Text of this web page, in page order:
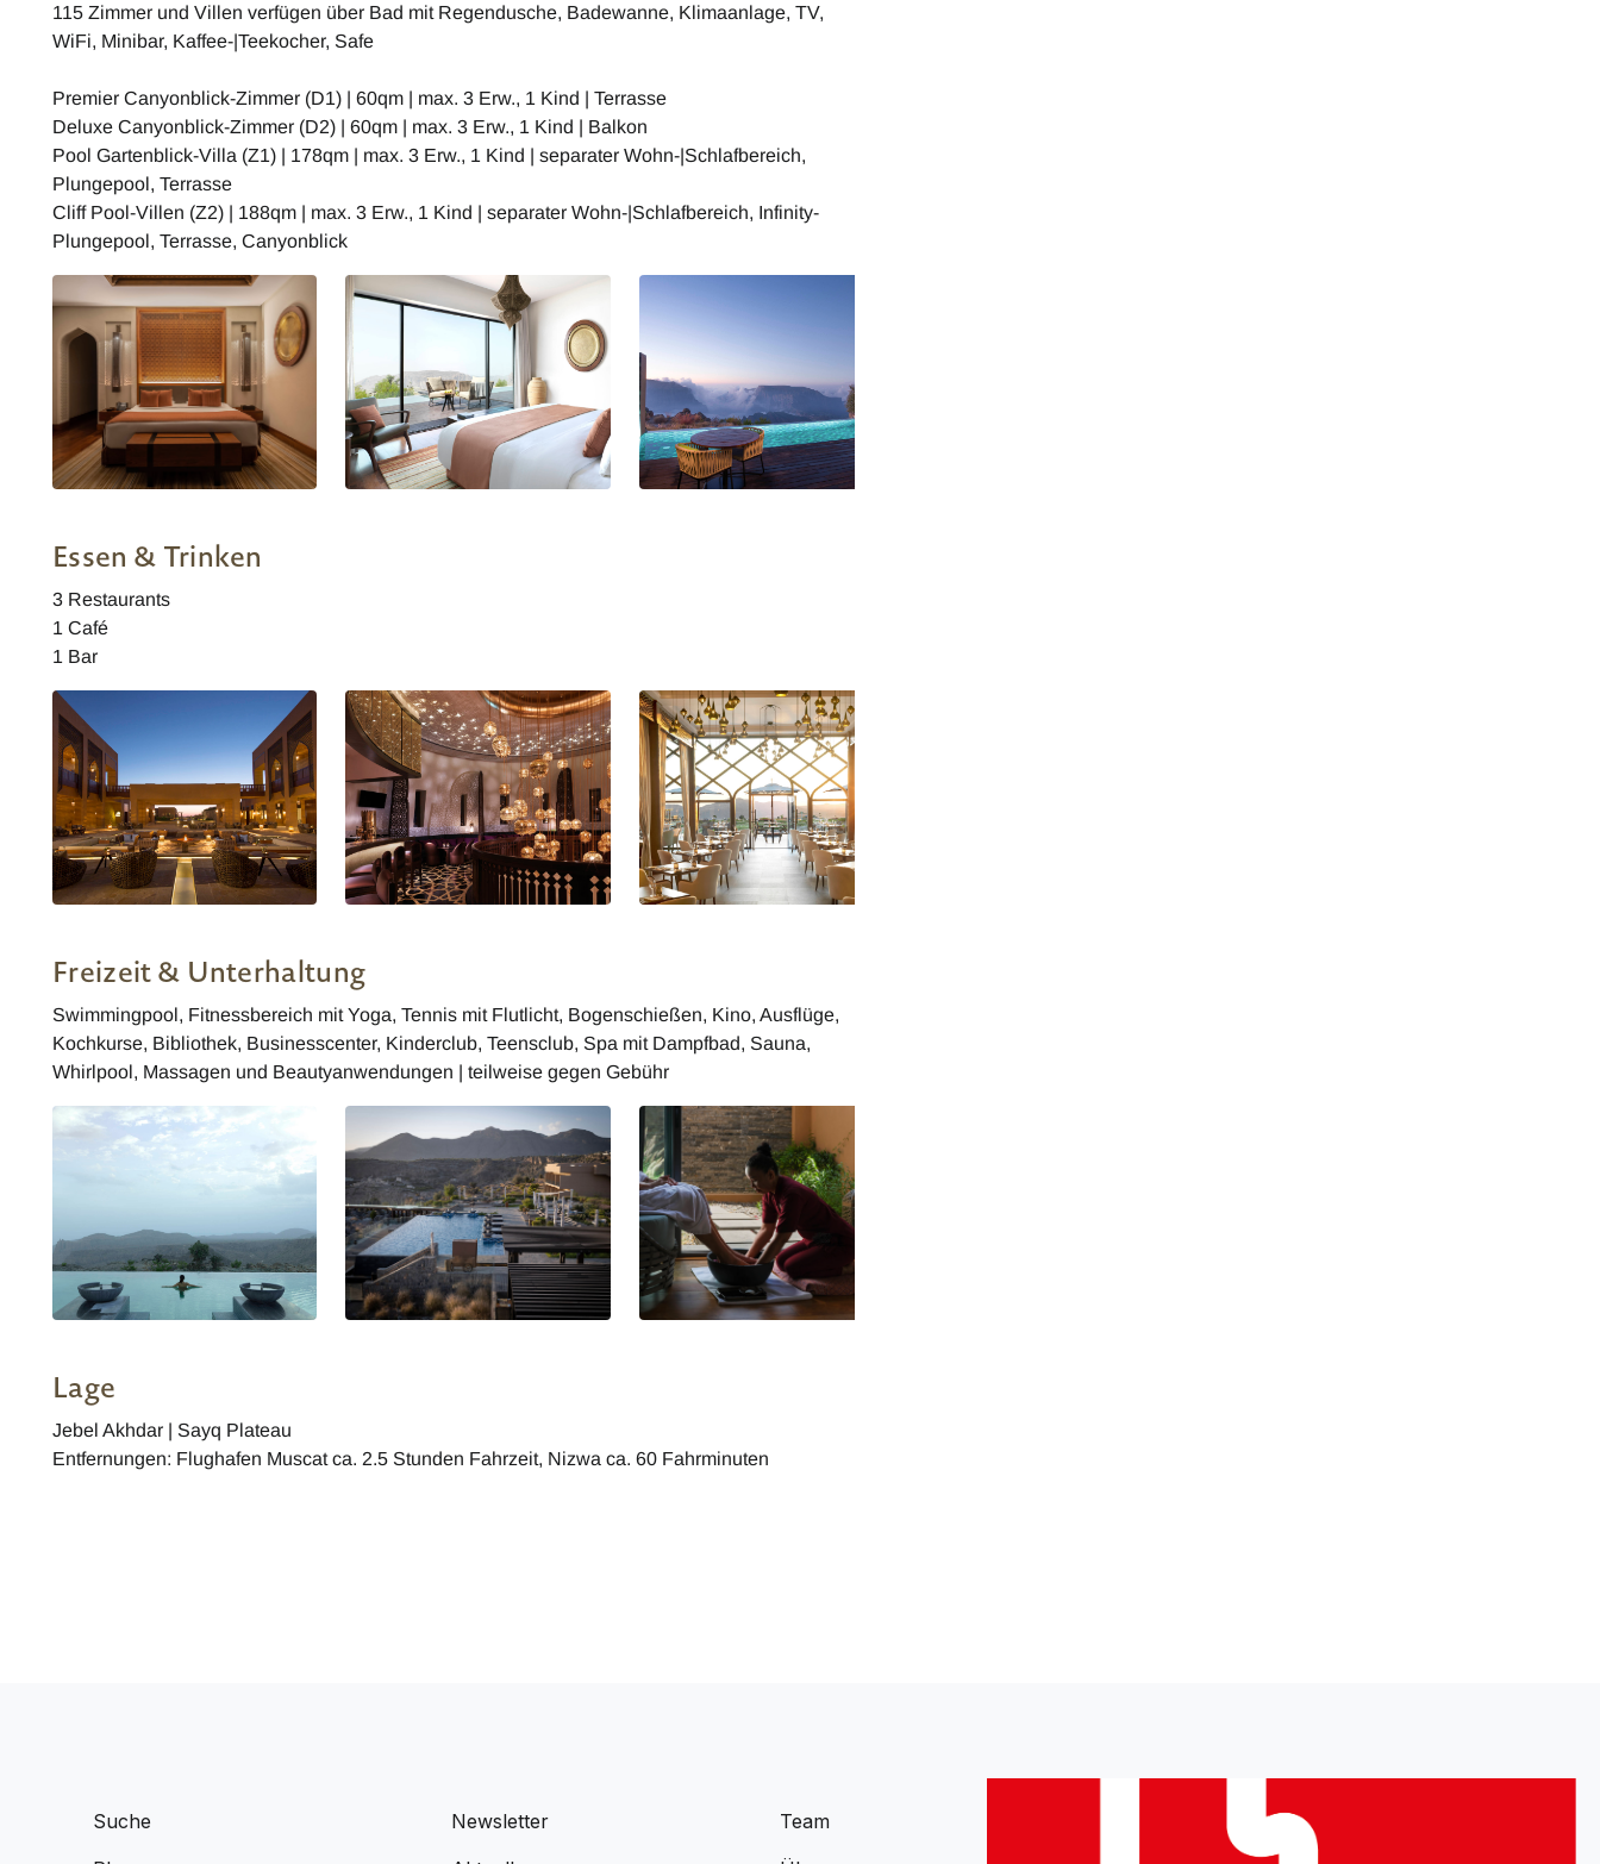
115 Zimmer und Villen verfügen über Bad mit Regendusche, Badewanne, Klimaanlage, TV,
WiFi, Minibar, Kaffee-|Teekocher, Safe
Premier Canyonblick-Zimmer (D1) | 60qm | max. 3 Erw., 1 Kind | Terrasse
Deluxe Canyonblick-Zimmer (D2) | 60qm | max. 3 Erw., 1 Kind | Balkon
Pool Gartenblick-Villa (Z1) | 178qm | max. 3 Erw., 1 Kind | separater Wohn-|Schlafbereich,
Plungepool, Terrasse
Cliff Pool-Villen (Z2) | 188qm | max. 3 Erw., 1 Kind | separater Wohn-|Schlafbereich, Infinity-
Plungepool, Terrasse, Canyonblick
Essen & Trinken
3 Restaurants
1 Café
1 Bar
Freizeit & Unterhaltung
Swimmingpool, Fitnessbereich mit Yoga, Tennis mit Flutlicht, Bogenschießen, Kino, Ausflüge,
Kochkurse, Bibliothek, Businesscenter, Kinderclub, Teensclub, Spa mit Dampfbad, Sauna,
Whirlpool, Massagen und Beautyanwendungen | teilweise gegen Gebühr
Lage
Jebel Akhdar | Sayq Plateau
Entfernungen: Flughafen Muscat ca. 2.5 Stunden Fahrzeit, Nizwa ca. 60 Fahrminuten
Suche
Newsletter
Team